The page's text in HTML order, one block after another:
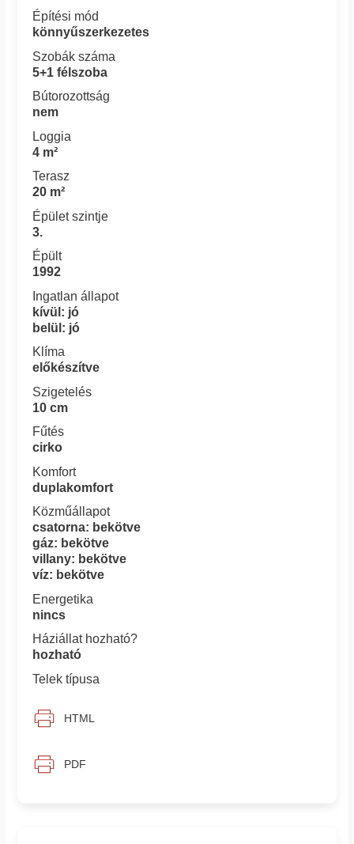
Építési mód
könnyűszerkezetes
Szobák száma
5+1 félszoba
Bútorozottság
nem
Loggia
4 m²
Terasz
20 m²
Épület szintje
3.
Épült
1992
Ingatlan állapot
kívül: jó
belül: jó
Klíma
előkészítve
Szigetelés
10 cm
Fűtés
cirko
Komfort
duplakomfort
Közműállapot
csatorna: bekötve
gáz: bekötve
villany: bekötve
víz: bekötve
Energetika
nincs
Háziállat hozható?
hozható
Telek típusa
HTML
PDF